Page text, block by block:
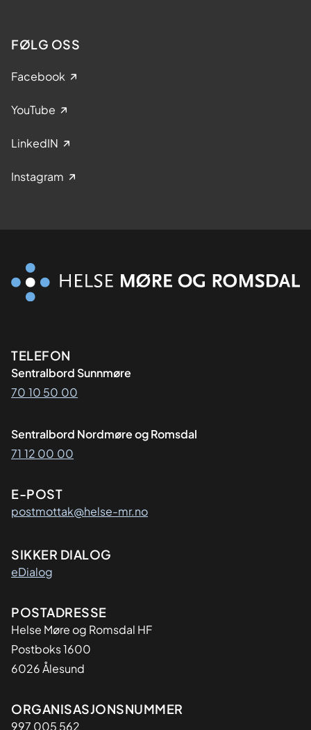
FØLG OSS
Facebook
YouTube
LinkedIN
Instagram
Kontaktinformasjon
TELEFON
Sentralbord Sunnmøre
70 10 50 00
Sentralbord Nordmøre og Romsdal
71 12 00 00
E-POST
postmottak@helse-mr.no
SIKKER DIALOG
eDialog
Adresse
POSTADRESSE
Helse Møre og Romsdal HF
Postboks 1600
6026 Ålesund
Organisasjon
ORGANISASJONSNUMMER
997 005 562